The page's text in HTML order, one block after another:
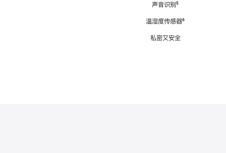
声音识别脚
⁵
温湿度传感器脚
⁶
私密又安全